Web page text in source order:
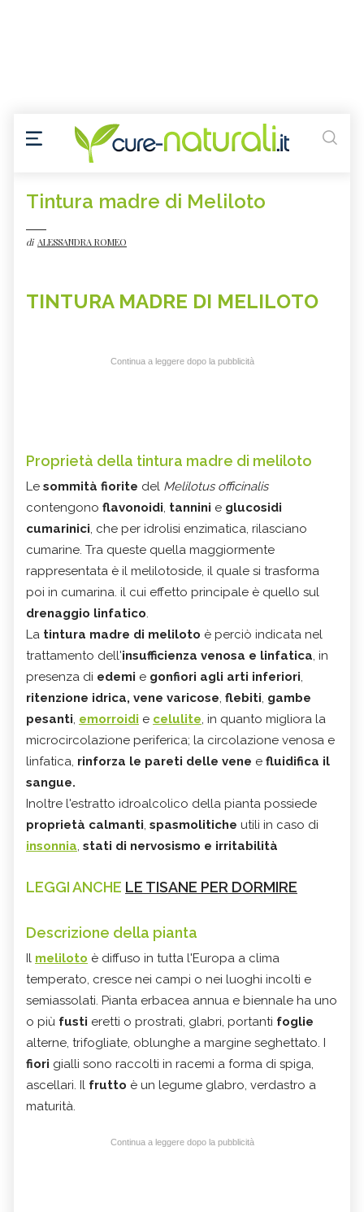
Tintura madre di Meliloto
di ALESSANDRA ROMEO
TINTURA MADRE DI MELILOTO
Continua a leggere dopo la pubblicità
Proprietà della tintura madre di meliloto
Le sommità fiorite del Melilotus officinalis
contengono flavonoidi, tannini e glucosidi
cumarinici, che per idrolisi enzimatica, rilasciano
cumarine. Tra queste quella maggiormente
rappresentata è il melilotoside, il quale si trasforma
poi in cumarina. il cui effetto principale è quello sul
drenaggio linfatico.
La tintura madre di meliloto è perciò indicata nel
trattamento dell'insufficienza venosa e linfatica, in
presenza di edemi e gonfiori agli arti inferiori,
ritenzione idrica, vene varicose, flebiti, gambe
pesanti, emorroidi e celulite, in quanto migliora la
microcircolazione periferica; la circolazione venosa e
linfatica, rinforza le pareti delle vene e fluidifica il
sangue.
Inoltre l'estratto idroalcolico della pianta possiede
proprietà calmanti, spasmolitiche utili in caso di
insonnia, stati di nervosismo e irritabilità
LEGGI ANCHE LE TISANE PER DORMIRE
Descrizione della pianta
Il meliloto è diffuso in tutta l'Europa a clima
temperato, cresce nei campi o nei luoghi incolti e
semiassolati. Pianta erbacea annua e biennale ha uno
o più fusti eretti o prostrati, glabri, portanti foglie
alterne, trifogliate, oblunghe a margine seghettato. I
fiori gialli sono raccolti in racemi a forma di spiga,
ascellari. Il frutto è un legume glabro, verdastro a
maturità.
Continua a leggere dopo la pubblicità